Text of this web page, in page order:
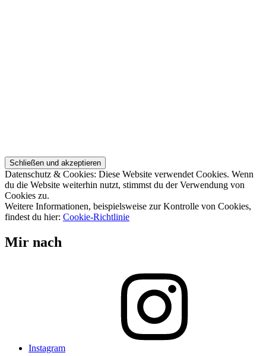
Datenschutz & Cookies: Diese Website verwendet Cookies. Wenn
du die Website weiterhin nutzt, stimmst du der Verwendung von
Cookies zu.
Weitere Informationen, beispielsweise zur Kontrolle von Cookies,
findest du hier: Cookie-Richtlinie
Mir nach
Instagram